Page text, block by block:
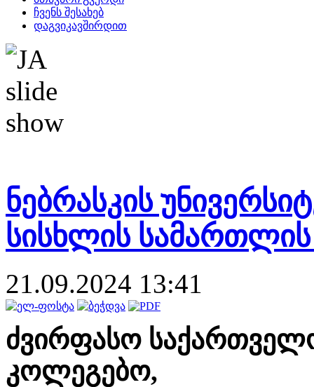
ჩვენს შესახებ
დაგვიკავშირდით
ნებრასკის
სისხლის
21.09.2024 13:41
ძვირფასო
კოლეგებო,